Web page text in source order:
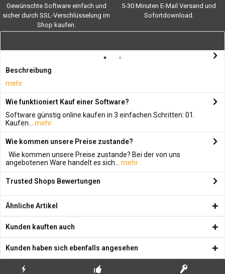
Gewünschte Software einfach und
sicher durch SSL-Verschlüsselung im
Shop kaufen.
5-30 Minuten E-Mail Versand und
Sofortdownload.
Beschreibung
mehr
Wie funktioniert Kauf einer Software?
Software günstig online kaufen in 3 einfachen Schritten: 01.
Kaufen...
mehr
Wie kommen unsere Preise zustande?
Wie kommen unsere Preise zustande? Bei der von uns
angebotenen Ware handelt es sich...
mehr
Trusted Shops Bewertungen
Ähnliche Artikel
Kunden kauften auch
Kunden haben sich ebenfalls angesehen